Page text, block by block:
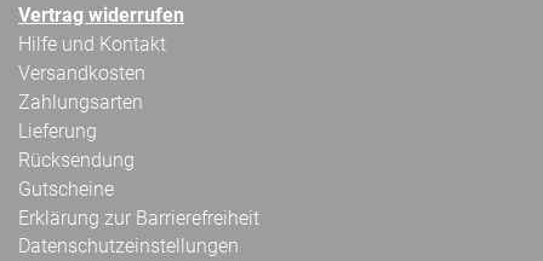
Vertrag widerrufen
Hilfe und Kontakt
Versandkosten
Zahlungsarten
Lieferung
Rücksendung
Gutscheine
Erklärung zur Barrierefreiheit
Datenschutzeinstellungen